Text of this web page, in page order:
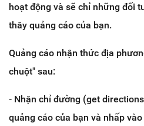
hoạt động và sẽ chỉ những đối
thây quảng cáo của bạn.
Quảng cáo nhận thức địa
chuột" sau:
- Nhận chỉ đường (get
quảng cáo của bạn và nhấp